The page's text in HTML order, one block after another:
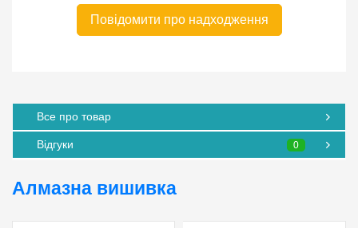
Повідомити про надходження
Все про товар
Відгуки 0
Алмазна вишивка